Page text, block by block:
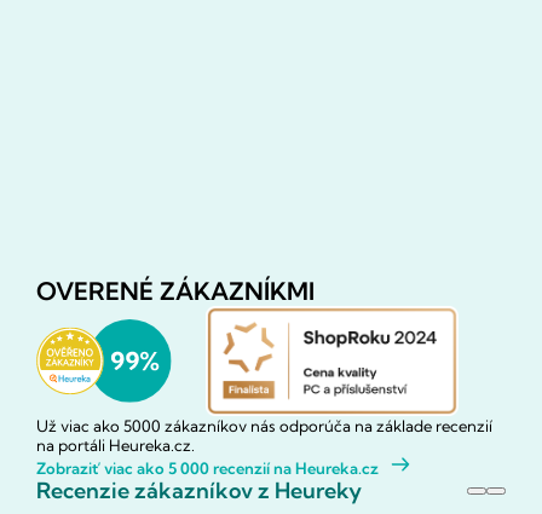
OVERENÉ ZÁKAZNÍKMI
Už viac ako 5000 zákazníkov nás odporúča na základe recenzií
na portáli Heureka.cz.
Zobraziť viac ako 5 000 recenzií na Heureka.cz
Recenzie zákazníkov z Heureky